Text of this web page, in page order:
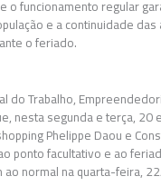
o funcionamento regular
e a continuidade
o feriado.
do Trabalho,
nesta segunda e terça,
Phelippe Daou e
ponto facultativo e ao
normal na quarta-feira,